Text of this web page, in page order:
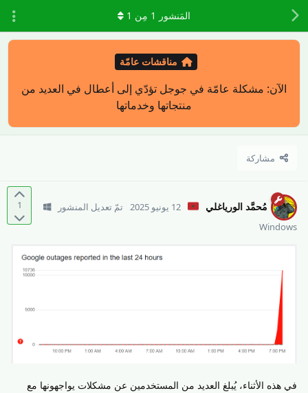
مناقشات عامّة
الآن: مشكلة عامّة في جوجل تؤدّي إلى أعطال في العديد من
منتجاتها وخدماتها
مشاركة
المَنشور 1 مِن 1
1 مُحمَّد الورياغلي 12 يونيو 2025
تمّ تعديل المنشور
Windows
في هذه الأثناء، يُبلغ العديد من المستخدمين عن مشكلات يواجهونها مع